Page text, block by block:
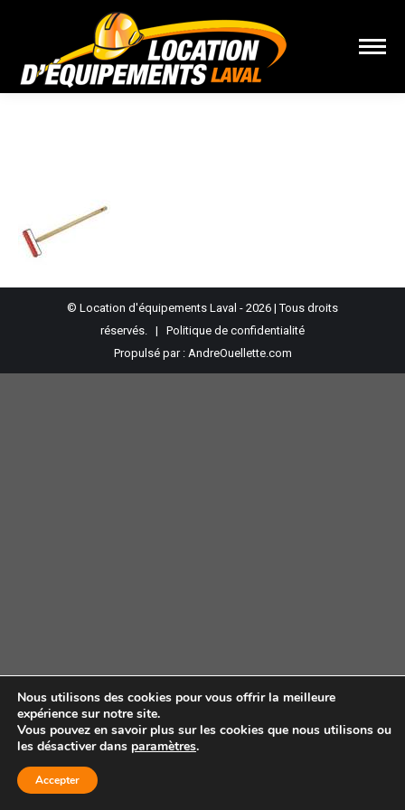
© Location d'équipements Laval - 2026 | Tous droits
réservés. | Politique de confidentialité
Propulsé par : AndreOuellette.com
Nous utilisons des cookies pour vous offrir la meilleure
expérience sur notre site.
Vous pouvez en savoir plus sur les cookies que nous utilisons ou
les désactiver dans paramètres.
Accepter